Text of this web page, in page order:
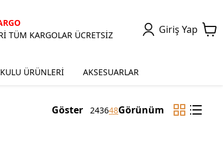
TÜM KARGOLAR ÜCRETSİZ
Giriş Yap
ÜRÜNLERİ AKSESUARLAR
Göster 243648Görünüm